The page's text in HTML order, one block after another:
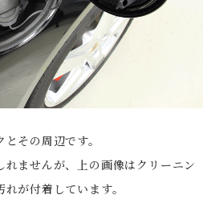
その周辺です。
れませんが、上の画像はクリーニン
が付着しています。